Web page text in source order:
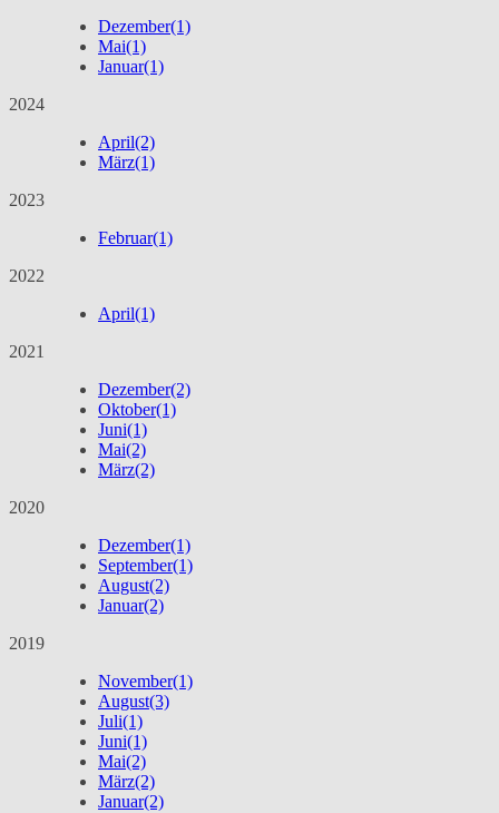
Dezember(1)
Mai(1)
Januar(1)
2024
April(2)
März(1)
2023
Februar(1)
2022
April(1)
2021
Dezember(2)
Oktober(1)
Juni(1)
Mai(2)
März(2)
2020
Dezember(1)
September(1)
August(2)
Januar(2)
2019
November(1)
August(3)
Juli(1)
Juni(1)
Mai(2)
März(2)
Januar(2)